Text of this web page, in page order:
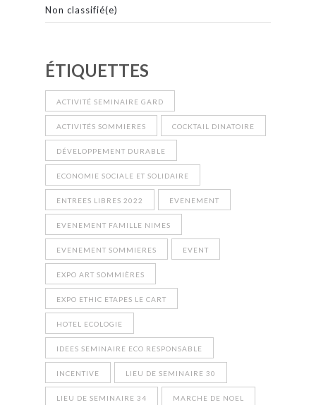
Non classifié(e)
ÉTIQUETTES
ACTIVITÉ SEMINAIRE GARD
ACTIVITÉS SOMMIERES COCKTAIL DINATOIRE
DÉVELOPPEMENT DURABLE
ECONOMIE SOCIALE ET SOLIDAIRE
ENTREES LIBRES 2022 EVENEMENT
EVENEMENT FAMILLE NIMES
EVENEMENT SOMMIERES EVENT
EXPO ART SOMMIÈRES
EXPO ETHIC ETAPES LE CART
HOTEL ECOLOGIE
IDEES SEMINAIRE ECO RESPONSABLE
INCENTIVE LIEU DE SEMINAIRE 30
LIEU DE SEMINAIRE 34 MARCHE DE NOEL